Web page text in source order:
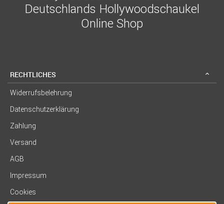
Deutschlands Hollywoodschaukel
Online Shop
RECHTLICHES
Widerrufsbelehrung
Datenschutzerklärung
Zahlung
Versand
AGB
Impressum
Cookies